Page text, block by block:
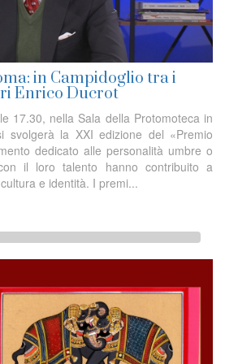
in Campidoglio tra i
Enrico Ducrot
17.30, nella Sala della Protomoteca in
svolgerà la XXI edizione del «Premio
dedicato alle personalità umbre o
il loro talento hanno contribuito a
e identità. I premi...